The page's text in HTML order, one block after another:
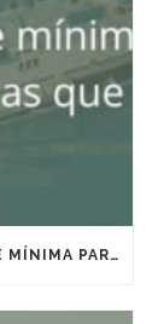
APOSENTADORIA ESPECIAL SEM IDADE MÍNIMA PARA MARÍTIMOS E OFFSHORE: VITÓRIA IMPORTANTE, MAS QUE EXIGE ESTRATÉGIA